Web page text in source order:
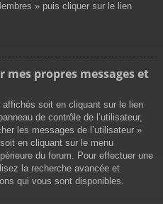
» puis cliquer sur le lien
propres messages et
soit en cliquant sur le lien
de contrôle de l’utilisateur,
les messages de l’utilisateur »
en cliquant sur le menu
du forum. Pour effectuer une
la recherche avancée et
qui vous sont disponibles.